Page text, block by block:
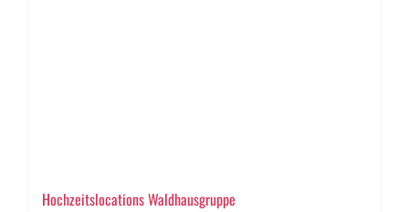
Hochzeitslocations Waldhausgruppe